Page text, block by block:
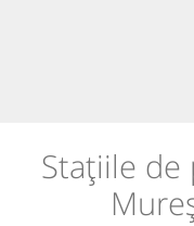
Stațiile de